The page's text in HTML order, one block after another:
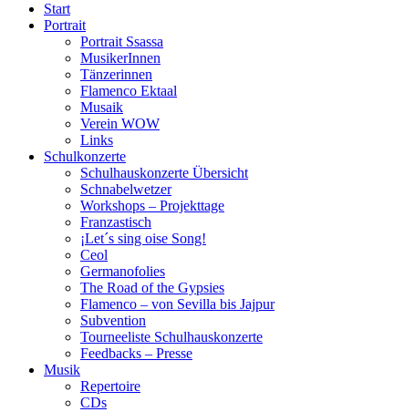
Start
Portrait
Portrait Ssassa
MusikerInnen
Tänzerinnen
Flamenco Ektaal
Musaik
Verein WOW
Links
Schulkonzerte
Schulhauskonzerte Übersicht
Schnabelwetzer
Workshops – Projekttage
Franzastisch
¡Let´s sing oise Song!
Ceol
Germanofolies
The Road of the Gypsies
Flamenco – von Sevilla bis Jajpur
Subvention
Tourneeliste Schulhauskonzerte
Feedbacks – Presse
Musik
Repertoire
CDs